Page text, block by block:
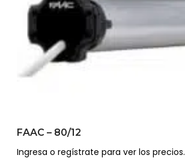
FAAC – 80/12
Ingresa o regístrate para ver los precios.